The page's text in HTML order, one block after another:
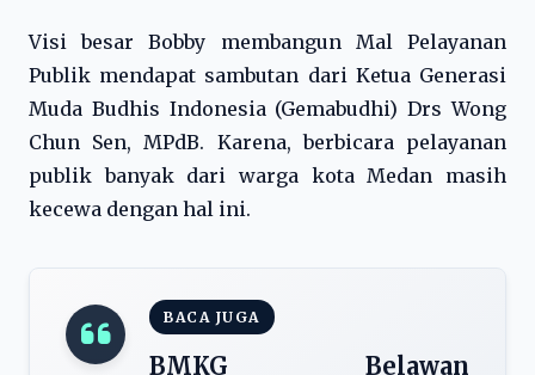
Visi besar Bobby membangun Mal Pelayanan
Publik mendapat sambutan dari Ketua Generasi
Muda Budhis Indonesia (Gemabudhi) Drs Wong
Chun Sen, MPdB. Karena, berbicara pelayanan
publik banyak dari warga kota Medan masih
kecewa dengan hal ini.
BACA JUGA
BMKG Belawan